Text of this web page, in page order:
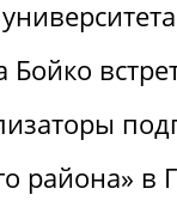
Бойко
района» в